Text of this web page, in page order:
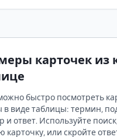
карточек из
быстро посмотреть
в виде таблицы: термин,
и ответ. Используйте
карточку, или скройте